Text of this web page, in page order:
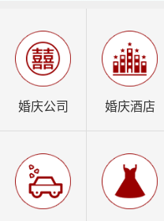
婚庆公司 婚庆酒店